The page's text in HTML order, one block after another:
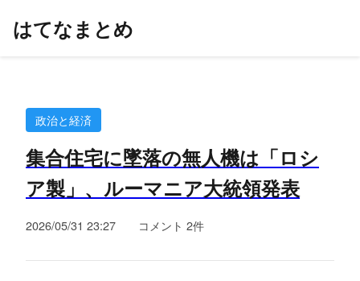
はてなまとめ
政治と経済
集合住宅に墜落の無人機は「ロシ
ア製」、ルーマニア大統領発表
2026/05/31 23:27 コメント 2件